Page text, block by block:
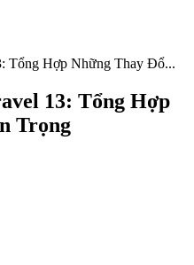
Tổng Hợp Những Thay Đổ...
13: Tổng Hợp
Trọng